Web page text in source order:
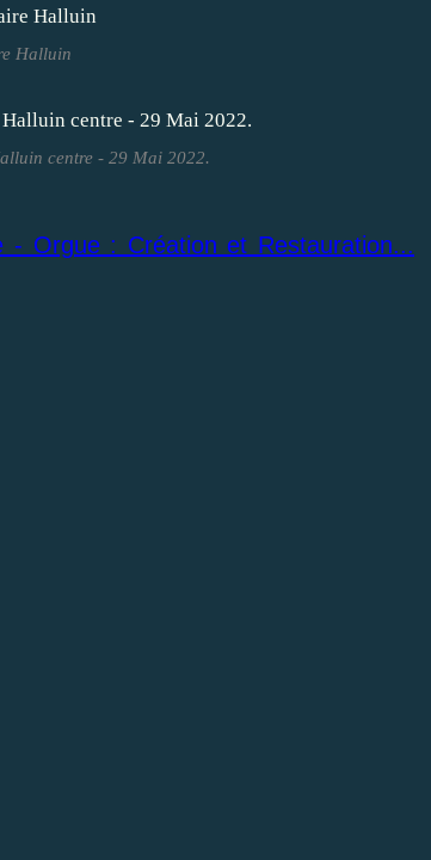
Halluin
centre - 29 Mai 2022.
- Orgue : Création et Restauration...